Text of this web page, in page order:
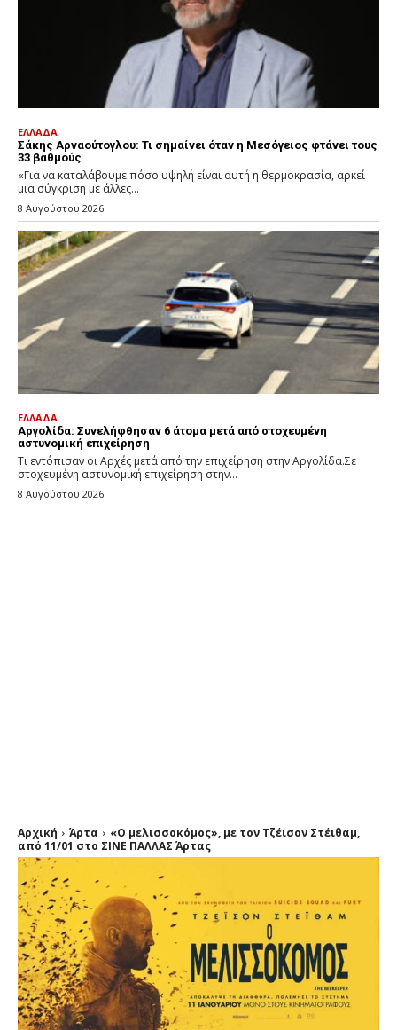
ΕΛΛΑΔΑ
Σάκης Αρναούτογλου: Τι σημαίνει όταν η Μεσόγειος φτάνει τους
33 βαθμούς
«Για να καταλάβουμε πόσο υψηλή είναι αυτή η θερμοκρασία, αρκεί
μια σύγκριση με άλλες...
8 Αυγούστου 2026
ΕΛΛΑΔΑ
Αργολίδα: Συνελήφθησαν 6 άτομα μετά από στοχευμένη
αστυνομική επιχείρηση
Τι εντόπισαν οι Αρχές μετά από την επιχείρηση στην Αργολίδα.Σε
στοχευμένη αστυνομική επιχείρηση στην...
8 Αυγούστου 2026